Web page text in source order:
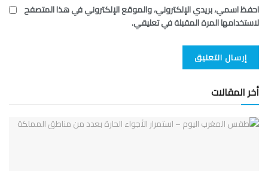
احفظ اسمي، بريدي الإلكتروني، والموقع الإلكتروني في هذا المتصفح
لاستخدامها المرة المقبلة في تعليقي.
أخر المقالات